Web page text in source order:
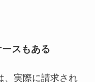
スもある
、実際に請求され